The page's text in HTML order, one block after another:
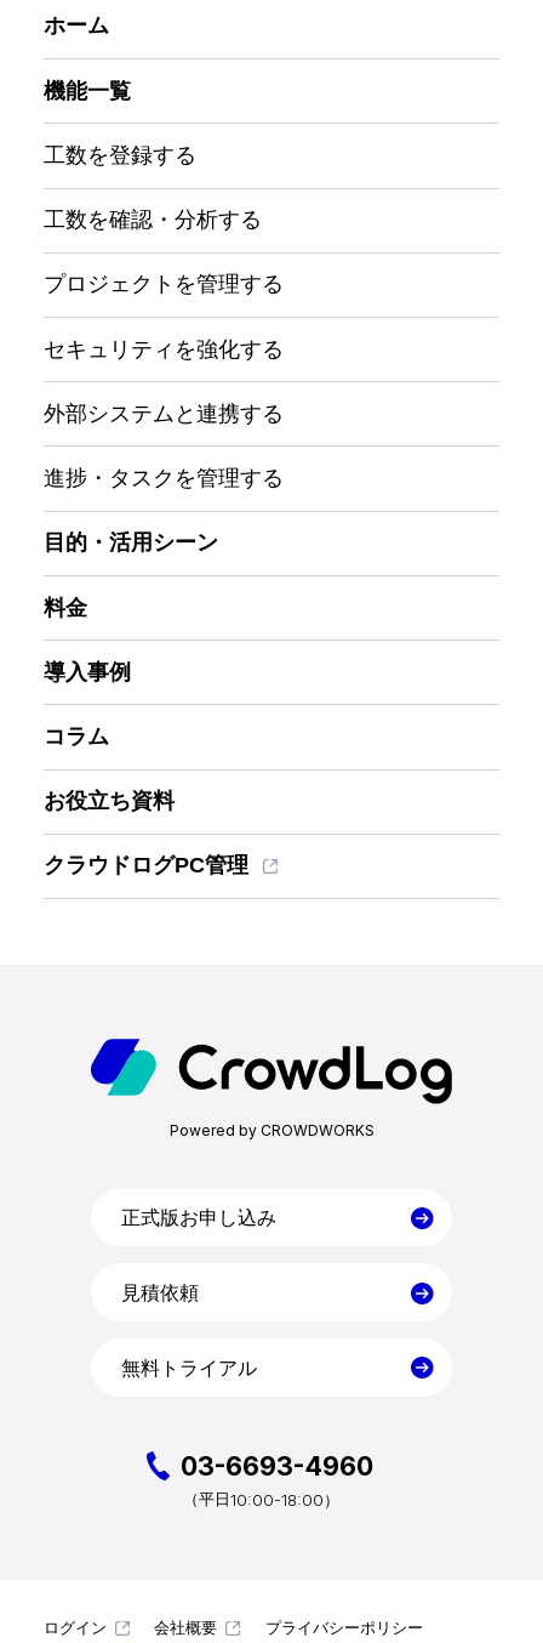
機能一覧
目的・活用シーン
料金
導入事例
コラム
お役立ち資料
ホーム
機能一覧
工数を登録する
工数を確認・分析する
プロジェクトを管理する
セキュリティを強化する
外部システムと連携する
進捗・タスクを管理する
目的・活用シーン
料金
導入事例
コラム
お役立ち資料
クラウドログPC管理
Powered by CROWDWORKS
正式版お申し込み
見積依頼
無料トライアル
03-6693-4960
（平日10:00-18:00）
ログイン 会社概要 プライバシーポリシー